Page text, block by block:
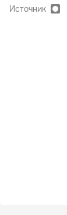
Источник